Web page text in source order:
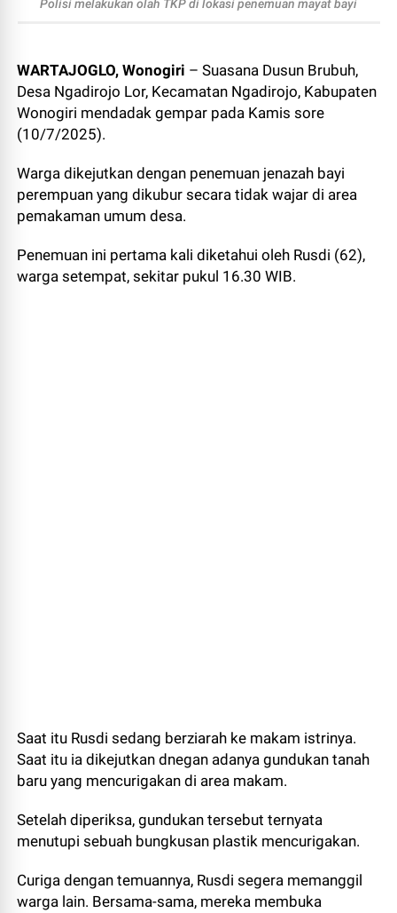
Polisi melakukan olah TKP di lokasi penemuan mayat bayi
WARTAJOGLO, Wonogiri – Suasana Dusun Brubuh,
Desa Ngadirojo Lor, Kecamatan Ngadirojo, Kabupaten
Wonogiri mendadak gempar pada Kamis sore
(10/7/2025).
Warga dikejutkan dengan penemuan jenazah bayi
perempuan yang dikubur secara tidak wajar di area
pemakaman umum desa.
Penemuan ini pertama kali diketahui oleh Rusdi (62),
warga setempat, sekitar pukul 16.30 WIB.
Saat itu Rusdi sedang berziarah ke makam istrinya.
Saat itu ia dikejutkan dnegan adanya gundukan tanah
baru yang mencurigakan di area makam.
Setelah diperiksa, gundukan tersebut ternyata
menutupi sebuah bungkusan plastik mencurigakan.
Curiga dengan temuannya, Rusdi segera memanggil
warga lain. Bersama-sama, mereka membuka